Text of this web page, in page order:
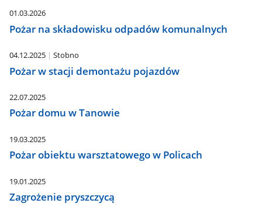
01.03.2026
Pożar na składowisku odpadów komunalnych
04.12.2025 Stobno
Pożar w stacji demontażu pojazdów
22.07.2025
Pożar domu w Tanowie
19.03.2025
Pożar obiektu warsztatowego w Policach
19.01.2025
Zagrożenie pryszczycą